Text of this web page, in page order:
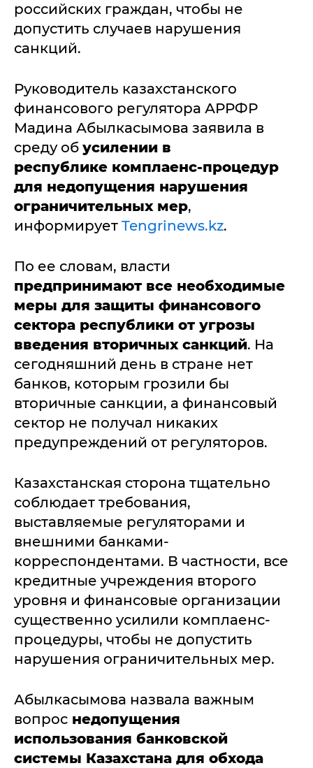
российских граждан, чтобы не
допустить случаев нарушения
санкций.
Руководитель казахстанского
финансового регулятора АРРФР
Мадина Абылкасымова заявила в
среду об усилении в
республике комплаенс-процедур
для недопущения нарушения
ограничительных мер,
информирует Tengrinews.kz.
По ее словам, власти
предпринимают все необходимые
меры для защиты финансового
сектора республики от угрозы
введения вторичных санкций. На
сегодняшний день в стране нет
банков, которым грозили бы
вторичные санкции, а финансовый
сектор не получал никаких
предупреждений от регуляторов.
Казахстанская сторона тщательно
соблюдает требования,
выставляемые регуляторами и
внешними банками-
корреспондентами. В частности, все
кредитные учреждения второго
уровня и финансовые организации
существенно усилили комплаенс-
процедуры, чтобы не допустить
нарушения ограничительных мер.
Абылкасымова назвала важным
вопрос недопущения
использования банковской
системы Казахстана для обхода